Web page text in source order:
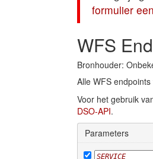
formulier
WFS
Bronhouder:
Alle WFS
Voor het gebruik
DSO-API.
Parameters